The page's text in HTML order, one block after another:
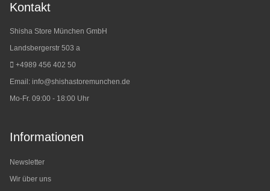
Kontakt
Shisha Store München GmbH
Landsbergerstr 503 a
+4989 456 402 50
Email: info@shishastoremunchen.de
Mo-Fr. 09:00 - 18:00 Uhr
Informationen
Newsletter
Wir über uns